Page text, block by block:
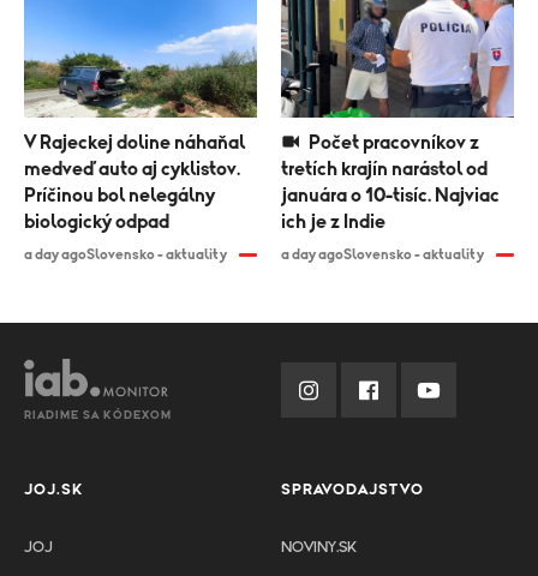
V Rajeckej doline náhaňal
medveď auto aj cyklistov.
Príčinou bol nelegálny
biologický odpad
a day agoSlovensko - aktuality
tretích krajín narástol od
januára o 10-tisíc. Najviac
ich je z Indie
a day agoSlovensko - aktuality
RIADIME SA KÓDEXOM
JOJ.SK
JOJ
SPRAVODAJSTVO
NOVINY.SK